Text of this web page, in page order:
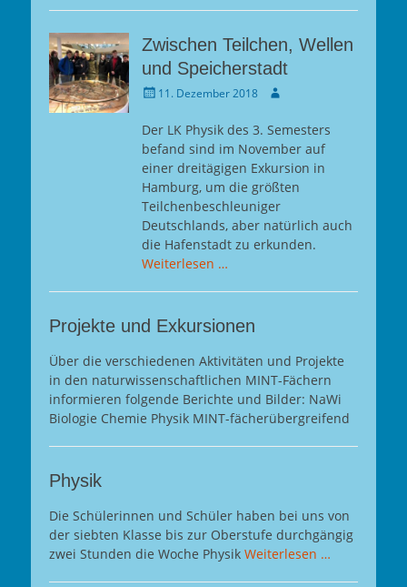
Zwischen Teilchen, Wellen
und Speicherstadt
Gepostet
11. Dezember 2018 Autor
Der LK Physik des 3. Semesters
befand sind im November auf
einer dreitägigen Exkursion in
Hamburg, um die größten
Teilchenbeschleuniger
Deutschlands, aber natürlich auch
die Hafenstadt zu erkunden.
Weiterlesen …
Projekte und Exkursionen
Über die verschiedenen Aktivitäten und Projekte
in den naturwissenschaftlichen MINT-Fächern
informieren folgende Berichte und Bilder: NaWi
Biologie Chemie Physik MINT-fächerübergreifend
Physik
Die Schülerinnen und Schüler haben bei uns von
der siebten Klasse bis zur Oberstufe durchgängig
zwei Stunden die Woche Physik Weiterlesen …